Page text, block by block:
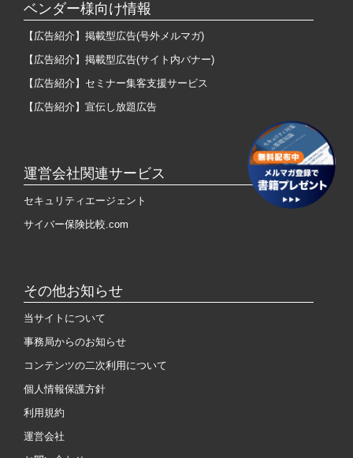
ベンダー様向け情報
【広告紹介】掲載型広告(号外メルマガ)
【広告紹介】掲載型広告(サイト内バナー)
【広告紹介】セミナー集客支援サービス
【広告紹介】宣伝し放題広告
運営会社関連サービス
セキュリティエージェント
サイバー保険比較.com
その他お知らせ
当サイトについて
事務局からのお知らせ
コンテンツの二次利用について
個人情報保護方針
利用規約
運営会社